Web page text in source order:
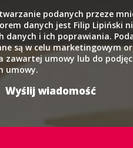
podanych przeze
danych jest Filip Lipiński
danych i ich poprawiania.
są w celu marketingowym
zawartej umowy lub do
umowy.